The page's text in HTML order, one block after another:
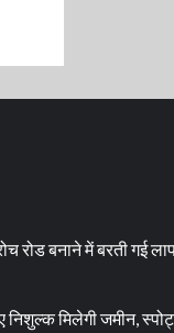
रोड बनाने में बरती गई
निशुल्क मिलेगी जमीन,